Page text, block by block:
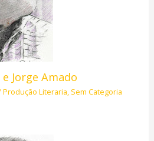
Jorge Amado
Produção Literaria, Sem Categoria